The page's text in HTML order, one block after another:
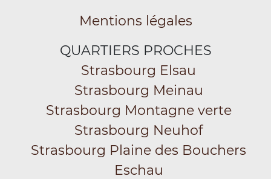
Mentions légales
QUARTIERS PROCHES
Strasbourg Elsau
Strasbourg Meinau
Strasbourg Montagne verte
Strasbourg Neuhof
Strasbourg Plaine des Bouchers
Eschau